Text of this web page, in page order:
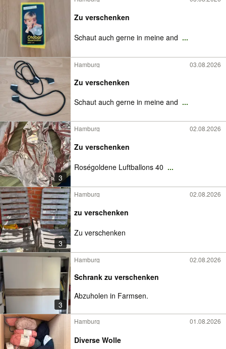
Zu verschenken
Schaut auch gerne in meine and ...
Hamburg 03.08.2026
Zu verschenken
Schaut auch gerne in meine and ...
3
Hamburg 02.08.2026
Zu verschenken
Roségoldene Luftballons 40 ...
3
Hamburg 02.08.2026
zu verschenken
Zu verschenken
3
Hamburg 02.08.2026
Schrank zu verschenken
Abzuholen in Farmsen.
Hamburg 01.08.2026
Diverse Wolle